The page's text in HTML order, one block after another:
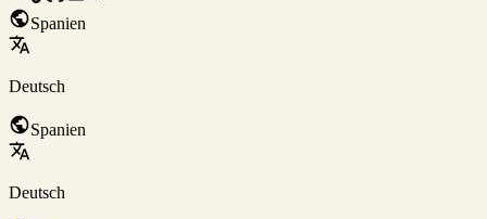
Spanien
Deutsch
Spanien
Deutsch